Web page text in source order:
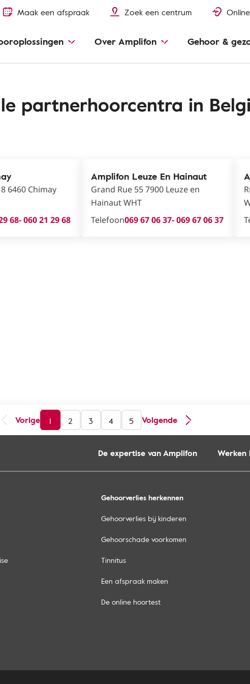
Maak een afspraak Zoek een centrum
Over Amplifon Gehoor &
partnerhoorcentra in
6460 Chimay
68- 060 21 29 68
Amplifon Leuze En Hainaut
Grand Rue 55 7900 Leuze en
Hainaut WHT
Telefoon069 67 06 37- 069 67 06 37
Vorige 1 2 3 4 5 Volgende
De expertise van Amplifon
Gehoorverlies herkennen
Gehoorverlies bij kinderen
Gehoorschade voorkomen
Tinnitus
Een afspraak maken
De online hoortest